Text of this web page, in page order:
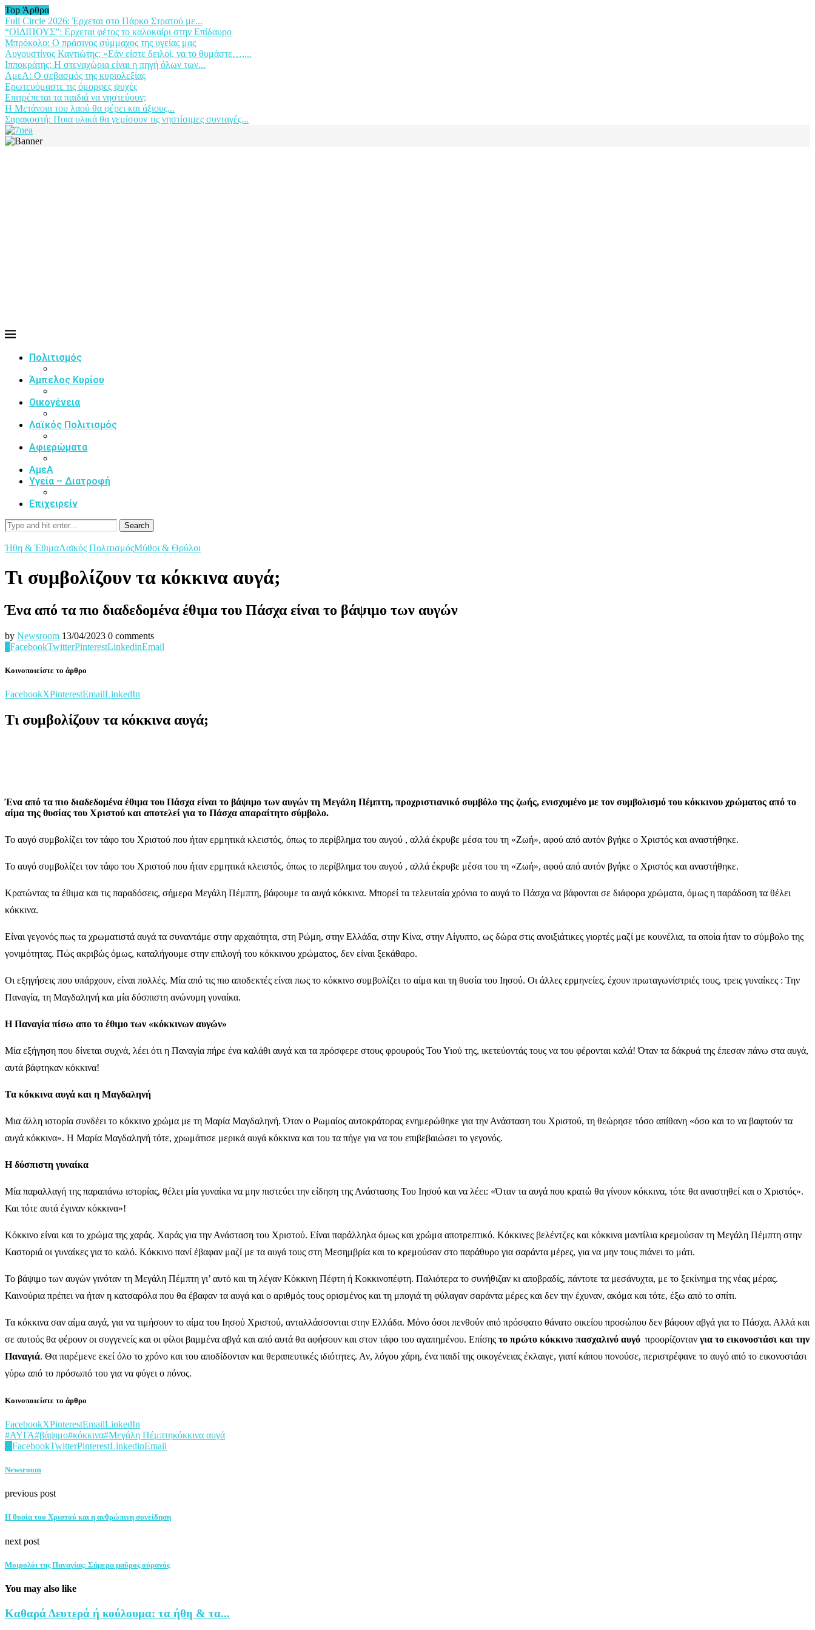
Top Άρθρα
Full Circle 2026: Έρχεται στο Πάρκο Στρατού με...
“ΟΙΔΙΠΟΥΣ”: Ερχεται φέτος το καλοκαίρι στην Επίδαυρο
Μπρόκολο: Ο πράσινος σύμμαχος της υγείας μας
Αυγουστίνος Καντιώτης: «Εάν είστε δειλοί, να το θυμάστε…,...
Ιπποκράτης: Η στεναχώρια είναι η πηγή όλων των...
ΑμεΑ: Ο σεβασμός της κυριολεξίας
Ερωτευόμαστε τις όμορφες ψυχές
Επιτρέπεται τα παιδιά να νηστεύουν;
Η Μετάνοια του λαού θα φέρει και άξιους...
Σαρακοστή: Ποια υλικά θα γεμίσουν τις νηστίσιμες συνταγές...
Πολιτισμός
Άμπελος Κυρίου
Οικογένεια
Λαϊκός Πολιτισμός
Αφιερώματα
ΑμεΑ
Υγεία – Διατροφή
Επιχειρείν
Search
Ήθη & ΈθιμαΛαϊκός ΠολιτισμόςΜύθοι & Θρύλοι
Τι συμβολίζουν τα κόκκινα αυγά;
Ένα από τα πιο διαδεδομένα έθιμα του Πάσχα είναι το βάψιμο των αυγών
by Newsroom 13/04/2023 0 comments
FacebookTwitterPinterestLinkedinEmail
Κοινοποιείστε το άρθρο
FacebookXPinterestEmailLinkedIn
Τι συμβολίζουν τα κόκκινα αυγά;
Ένα από τα πιο διαδεδομένα έθιμα του Πάσχα είναι το βάψιμο των αυγών τη Μεγάλη Πέμπτη, προχριστιανικό συμβόλο της ζωής, ενισχυμένο με τον συμβολισμό του κόκκινου χρώματος από το
αίμα της θυσίας του Χριστού και αποτελεί για το Πάσχα απαραίτητο σύμβολο.
Το αυγό συμβολίζει τον τάφο του Χριστού που ήταν ερμητικά κλειστός, όπως το περίβλημα του αυγού , αλλά έκρυβε μέσα του τη «Ζωή», αφού από αυτόν βγήκε ο Χριστός και αναστήθηκε.
Το αυγό συμβολίζει τον τάφο του Χριστού που ήταν ερμητικά κλειστός, όπως το περίβλημα του αυγού , αλλά έκρυβε μέσα του τη «Ζωή», αφού από αυτόν βγήκε ο Χριστός και αναστήθηκε.
Κρατώντας τα έθιμα και τις παραδόσεις, σήμερα Μεγάλη Πέμπτη, βάφουμε τα αυγά κόκκινα. Μπορεί τα τελευταία χρόνια το αυγά το Πάσχα να βάφονται σε διάφορα χρώματα, όμως η παράδοση τα θέλει
κόκκινα.
Είναι γεγονός πως τα χρωματιστά αυγά τα συναντάμε στην αρχαιότητα, στη Ρώμη, στην Ελλάδα, στην Κίνα, στην Αίγυπτο, ως δώρα στις ανοιξιάτικες γιορτές μαζί με κουνέλια, τα οποία ήταν το σύμβολο της
γονιμότητας. Πώς ακριβώς όμως, καταλήγουμε στην επιλογή του κόκκινου χρώματος, δεν είναι ξεκάθαρο.
Οι εξηγήσεις που υπάρχουν, είναι πολλές. Μία από τις πιο αποδεκτές είναι πως το κόκκινο συμβολίζει το αίμα και τη θυσία του Ιησού. Οι άλλες ερμηνείες, έχουν πρωταγωνίστριές τους, τρεις γυναίκες : Την
Παναγία, τη Μαγδαληνή και μία δύσπιστη ανώνυμη γυναίκα.
Η Παναγία πίσω απο το έθιμο των «κόκκινων αυγών»
Μία εξήγηση που δίνεται συχνά, λέει ότι η Παναγία πήρε ένα καλάθι αυγά και τα πρόσφερε στους φρουρούς Του Υιού της, ικετεύοντάς τους να του φέρονται καλά! Όταν τα δάκρυά της έπεσαν πάνω στα αυγά,
αυτά βάφτηκαν κόκκινα!
Τα κόκκινα αυγά και η Μαγδαληνή
Μια άλλη ιστορία συνδέει το κόκκινο χρώμα με τη Μαρία Μαγδαληνή. Όταν ο Ρωμαίος αυτοκράτορας ενημερώθηκε για την Ανάσταση του Χριστού, τη θεώρησε τόσο απίθανη «όσο και το να βαφτούν τα
αυγά κόκκινα». Η Μαρία Μαγδαληνή τότε, χρωμάτισε μερικά αυγά κόκκινα και του τα πήγε για να του επιβεβαιώσει το γεγονός.
Η δύσπιστη γυναίκα
Μία παραλλαγή της παραπάνω ιστορίας, θέλει μία γυναίκα να μην πιστεύει την είδηση της Ανάστασης Του Ιησού και να λέει: «Όταν τα αυγά που κρατώ θα γίνουν κόκκινα, τότε θα αναστηθεί και ο Χριστός».
Και τότε αυτά έγιναν κόκκινα»!
Κόκκινο είναι και το χρώμα της χαράς. Χαράς για την Ανάσταση του Χριστού. Είναι παράλληλα όμως και χρώμα αποτρεπτικό. Κόκκινες βελέντζες και κόκκινα μαντίλια κρεμούσαν τη Μεγάλη Πέμπτη στην
Καστοριά οι γυναίκες για το καλό. Κόκκινο πανί έβαφαν μαζί με τα αυγά τους στη Μεσημβρία και το κρεμούσαν στο παράθυρο για σαράντα μέρες, για να μην τους πιάνει το μάτι.
Το βάψιμο των αυγών γινόταν τη Μεγάλη Πέμπτη γι’ αυτό και τη λέγαν Κόκκινη Πέφτη ή Κοκκινοπέφτη. Παλιότερα το συνήθιζαν κι αποβραδίς, πάντοτε τα μεσάνυχτα, με το ξεκίνημα της νέας μέρας.
Καινούρια πρέπει να ήταν η κατσαρόλα που θα έβαφαν τα αυγά και ο αριθμός τους ορισμένος και τη μπογιά τη φύλαγαν σαράντα μέρες και δεν την έχυναν, ακόμα και τότε, έξω από το σπίτι.
Τα κόκκινα σαν αίμα αυγά, για να τιμήσουν το αίμα του Ιησού Χριστού, ανταλλάσσονται στην Ελλάδα. Μόνο όσοι πενθούν από πρόσφατο θάνατο οικείου προσώπου δεν βάφουν αβγά για το Πάσχα. Αλλά και
σε αυτούς θα φέρουν οι συγγενείς και οι φίλοι βαμμένα αβγά και από αυτά θα αφήσουν και στον τάφο του αγαπημένου. Επίσης το πρώτο κόκκινο πασχαλινό αυγό προορίζονταν για το εικονοστάσι και την
Παναγιά. Θα παρέμενε εκεί όλο το χρόνο και του αποδίδονταν και θεραπευτικές ιδιότητες. Αν, λόγου χάρη, ένα παιδί της οικογένειας έκλαιγε, γιατί κάπου πονούσε, περιστρέφανε το αυγό από το εικονοστάσι
γύρω από το πρόσωπό του για να φύγει ο πόνος.
Κοινοποιείστε το άρθρο
FacebookXPinterestEmailLinkedIn
#ΑΥΓΑ#βάψιμο#κόκκινα#Μεγάλη Πέμπτηκόκκινα αυγά
FacebookTwitterPinterestLinkedinEmail
Newsroom
previous post
Η θυσία του Χριστού και η ανθρώπινη συνείδηση
next post
Μοιρολόι της Παναγίας: Σήμερα μαῦρος οὐρανός
You may also like
Καθαρά Δευτερά ή κούλουμα: τα ήθη & τα...